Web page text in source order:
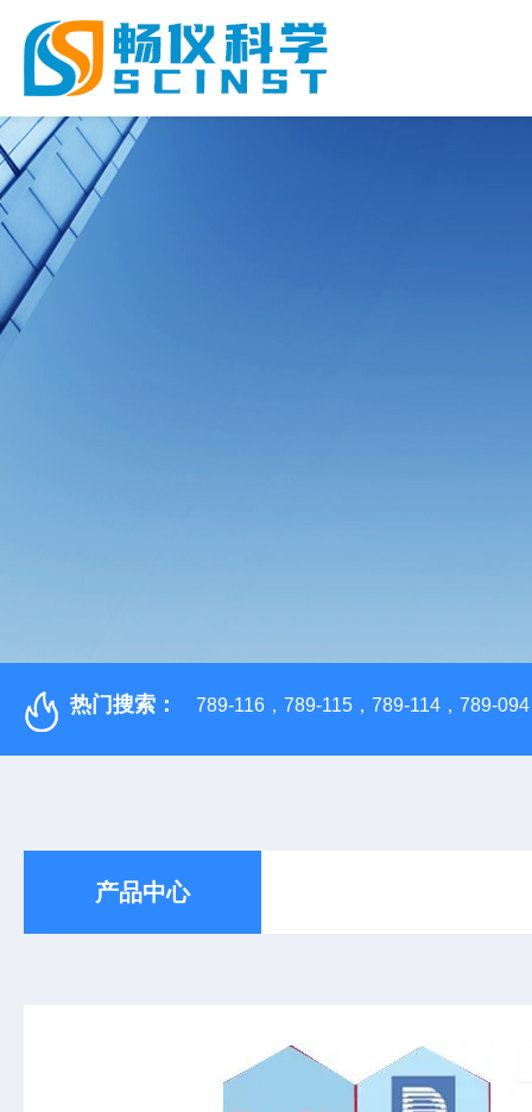
热门搜索： 789-116，789-115，789-114，789-
产品中心